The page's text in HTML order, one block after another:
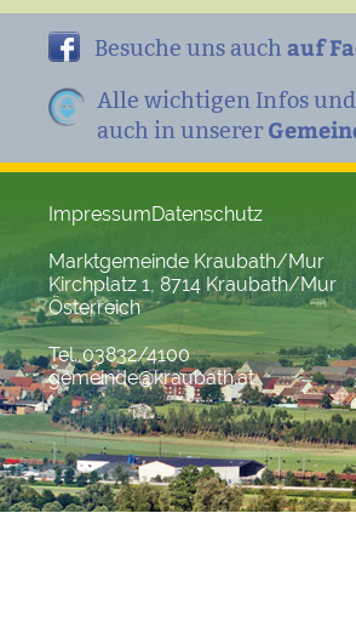
Besuche uns auch auf
Alle wichtigen Infos
auch in unserer
ImpressumDatenschutz
Marktgemeinde Kraubath/Mur
Kirchplatz 1, 8714 Kraubath/Mur
Österreich
Tel. 03832/4100
gemeinde@kraubath.at